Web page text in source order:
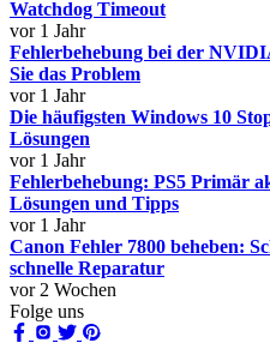
Watchdog Timeout
vor 1 Jahr
Fehlerbehebung bei der
Sie das Problem
vor 1 Jahr
Die häufigsten Windows 10
Lösungen
vor 1 Jahr
Fehlerbehebung: PS5 Primär
Lösungen und Tipps
vor 1 Jahr
Canon Fehler 7800 beheben:
schnelle Reparatur
vor 2 Wochen
Folge uns